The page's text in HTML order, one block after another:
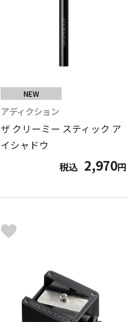
NEW
アディクション
ザ クリーミー スティック ア
イシャドウ
税込 2,970円